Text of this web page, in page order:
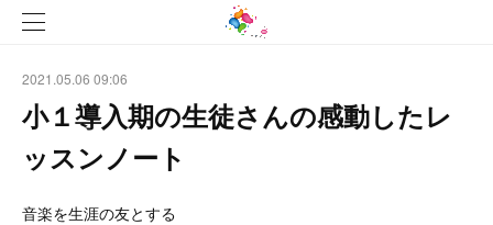
2021.05.06 09:06
小１導入期の生徒さんの感動したレ
ッスンノート
音楽を生涯の友とする